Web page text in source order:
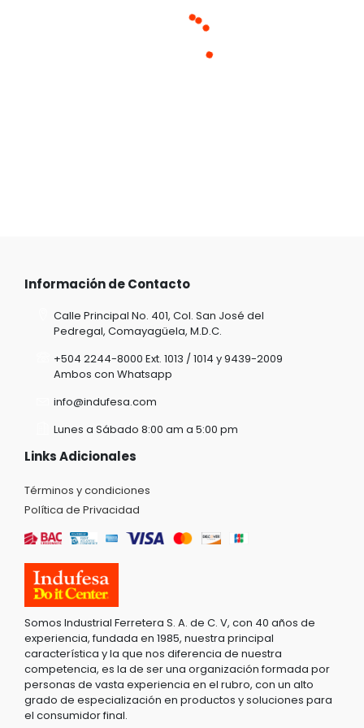
Información de Contacto
Calle Principal No. 401, Col. San José del
Pedregal, Comayagüela, M.D.C.
+504 2244-8000 Ext. 1013 / 1014 y 9439-2009
Ambos con Whatsapp
info@indufesa.com
Lunes a Sábado 8:00 am a 5:00 pm
Links Adicionales
Términos y condiciones
Política de Privacidad
Somos Industrial Ferretera S. A. de C. V, con 40 años de
experiencia, fundada en 1985, nuestra principal
característica y la que nos diferencia de nuestra
competencia, es la de ser una organización formada por
personas de vasta experiencia en el rubro, con un alto
grado de especialización en productos y soluciones para
el consumidor final.